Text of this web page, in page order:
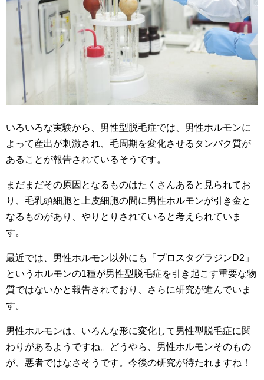
いろいろな実験から、男性型脱毛症では、男性ホルモンに
よって産出が刺激され、毛周期を変化させるタンパク質が
あることが報告されているそうです。
まだまだその原因となるものはたくさんあると見られてお
り、毛乳頭細胞と上皮細胞の間に男性ホルモンが引き金と
なるものがあり、やりとりされていると考えられていま
す。
最近では、男性ホルモン以外にも「プロスタグラジンD2」
というホルモンの1種が男性型脱毛症を引き起こす重要な物
質ではないかと報告されており、さらに研究が進んでいま
す。
男性ホルモンは、いろんな形に変化して男性型脱毛症に関
わりがあるようですね。どうやら、男性ホルモンそのもの
が、悪者ではなさそうです。今後の研究が待たれますね！